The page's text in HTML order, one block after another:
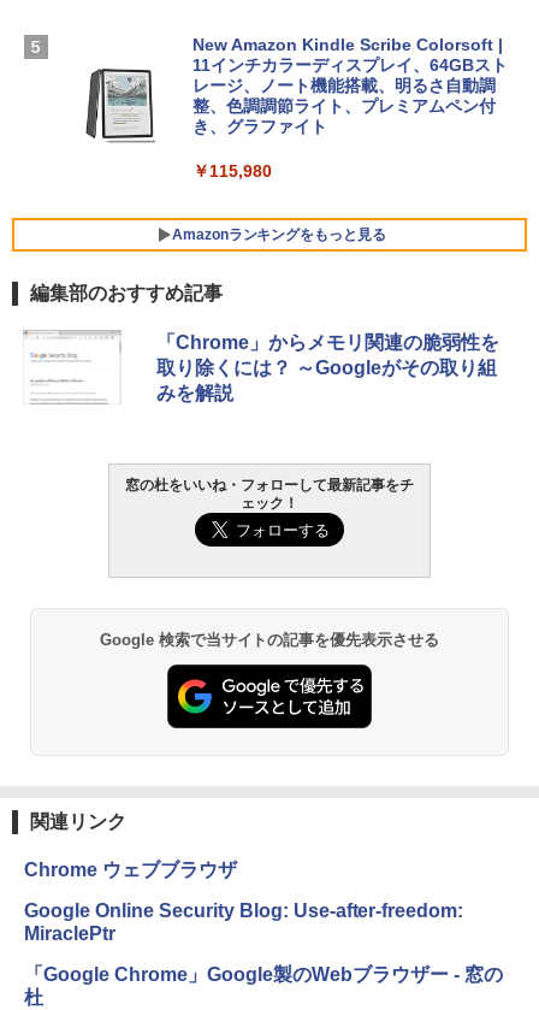
FMV ノートパソコン WE1-K3 (MS 365 P
ersonal/Copilotキー搭載/Win 11/15.6型/
Core i5/16GB/SSD 512GB/ホワイト) FM
VWK3E15W_AZ
￥119,800
￥37,224
New Amazon Kindle Scribe Colorsoft |
11インチカラーディスプレイ、64GBスト
レージ、ノート機能搭載、明るさ自動調
整、色調調節ライト、プレミアムペン付
き、グラファイト
￥115,980
Amazonランキングをもっと見る
編集部のおすすめ記事
「Chrome」からメモリ関連の脆弱性を
取り除くには？ ～Googleがその取り組
みを解説
窓の杜をいいね・フォローして最新記事をチ
ェック！
Google 検索で当サイトの記事を優先表示させる
関連リンク
Chrome ウェブブラウザ
Google Online Security Blog: Use-after-freedom:
MiraclePtr
「Google Chrome」Google製のWebブラウザー - 窓の
杜